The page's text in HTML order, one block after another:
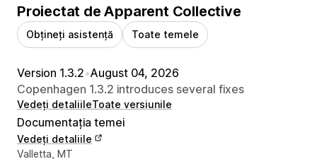
Proiectat de Apparent Collective
Obțineți asistență Toate temele
Version 1.3.2•August 04, 2026
Copenhagen 1.3.2 introduces several fixes
Vedeți detaliileToate versiunile
Documentația temei
Vedeți detaliile
Detaliile de contact ale designerului
Valletta, MT